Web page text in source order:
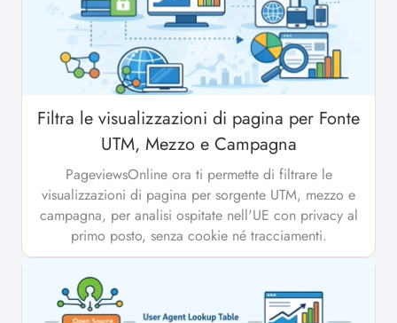
Filtra le visualizzazioni di pagina per Fonte
UTM, Mezzo e Campagna
PageviewsOnline ora ti permette di filtrare le
visualizzazioni di pagina per sorgente UTM, mezzo e
campagna, per analisi ospitate nell'UE con privacy al
primo posto, senza cookie né tracciamenti.